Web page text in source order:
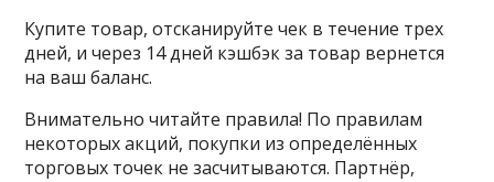
Купите товар, отсканируйте чек в течение трех
дней, и через 14 дней кэшбэк за товар вернется
на ваш баланс.
Внимательно читайте правила! По правилам
некоторых акций, покупки из определённых
торговых точек не засчитываются. Партнёр,